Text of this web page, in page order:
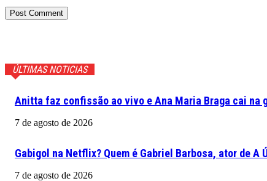
ÚLTIMAS NOTICIAS
Anitta faz confissão ao vivo e Ana Maria Braga cai na
7 de agosto de 2026
Gabigol na Netflix? Quem é Gabriel Barbosa, ator de A
7 de agosto de 2026